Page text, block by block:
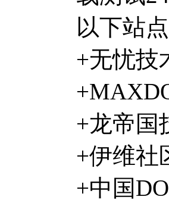
以下站
+无忧技
+龙帝国
+伊维社
+中国